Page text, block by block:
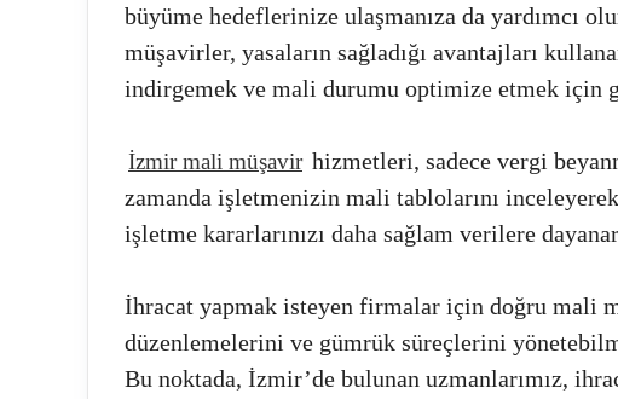
büyüme hedeflerinize ulaşmanıza da yardımcı
müşavirler, yasaların sağladığı avantajları
indirgemek ve mali durumu optimize etmek için
İzmir mali müşavir hizmetleri, sadece vergi
zamanda işletmenizin mali tablolarını
işletme kararlarınızı daha sağlam verilere
İhracat yapmak isteyen firmalar için doğru mali
düzenlemelerini ve gümrük süreçlerini
Bu noktada, İzmir’de bulunan uzmanlarımız,